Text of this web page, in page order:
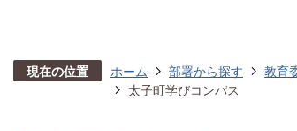
現在の位置 ホーム 部署から探す 教育
太子町学びコンパス